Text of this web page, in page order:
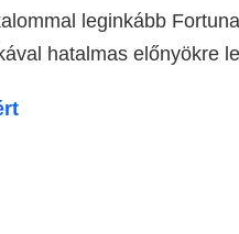
leginkább
hatalmas előnyökre